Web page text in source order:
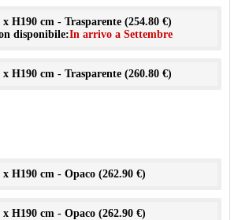
H190 cm - Trasparente (254.80 €)
disponibile:In arrivo a Settembre
H190 cm - Trasparente (260.80 €)
H190 cm - Opaco (262.90 €)
H190 cm - Opaco (262.90 €)